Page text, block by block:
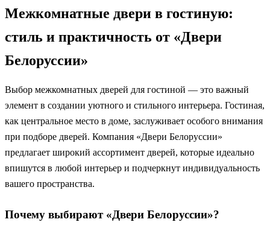
Межкомнатные двери в гостиную:
стиль и практичность от «Двери
Белоруссии»
Выбор межкомнатных дверей для гостиной — это важный
элемент в создании уютного и стильного интерьера. Гостиная,
как центральное место в доме, заслуживает особого внимания
при подборе дверей. Компания «Двери Белоруссии»
предлагает широкий ассортимент дверей, которые идеально
впишутся в любой интерьер и подчеркнут индивидуальность
вашего пространства.
Почему выбирают «Двери Белоруссии»?